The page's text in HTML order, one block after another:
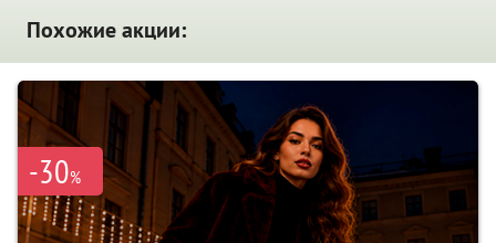
Похожие акции:
-30%